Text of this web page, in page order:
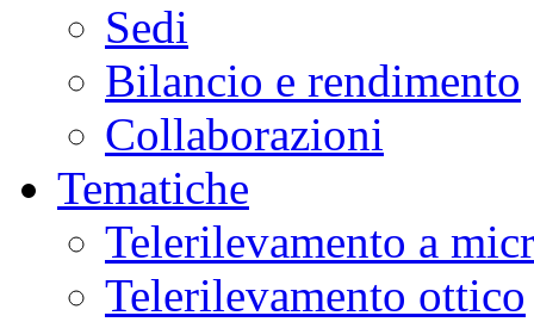
Sedi
Bilancio e rendimento
Collaborazioni
Tematiche
Telerilevamento a
Telerilevamento ottico